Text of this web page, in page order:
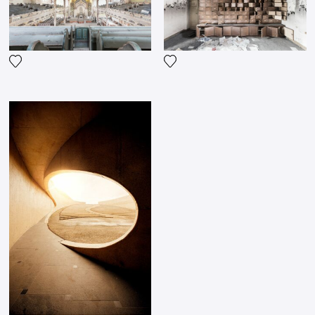
mijn drone liet landen, ontstond er voor mijn ogen
een enorme tornado. Dat was een nieuwe (en enge)
ervaring.
De foto die u graag had willen maken?
van 1968 toont de afgebroken bovenkant van het
Vrijheidsbeeld boven het zand uit. Een ongelooflijke,
apocalyptische scène. Ik had graag op de set van
deze scène gestaan om dit epische moment vast te
leggen.
Uw laatste prijs/succes?
- Finalist World Water Day Photo Contest (Italië) -
Finalist Kolga Tbilisi Photo Festival (Georgië) -
Moscow International Foto Awards: 2 eervolle
vermeldingen (Rusland) - Tentoonstelling in de Sala
Espositiva op het eiland Elba (Italië) -
Tentoonstelling in de Auckland Art Gallery (Nieuw-